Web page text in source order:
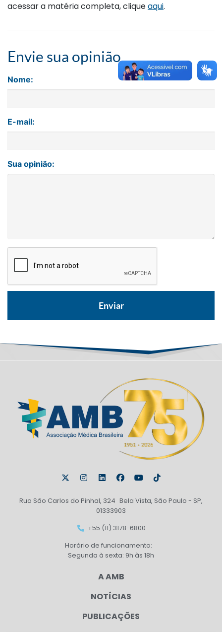
acessar a matéria completa, cliqueaqui.
Envie sua opinião
Nome:
E-mail:
Sua opinião:
Rua São Carlos do Pinhal, 324 Bela Vista, São Paulo - SP,
01333903
+55 (11) 3178-6800
Horário de funcionamento:
Segunda à sexta: 9h às 18h
A AMB
NOTÍCIAS
PUBLICAÇÕES